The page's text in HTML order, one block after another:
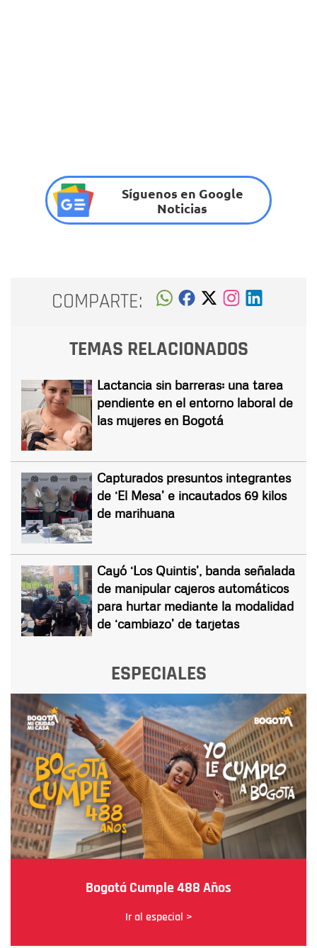
Síguenos en Google
Noticias
COMPARTE:
TEMAS RELACIONADOS
Lactancia sin barreras: una tarea
pendiente en el entorno laboral de
las mujeres en Bogotá
Capturados presuntos integrantes
de ‘El Mesa’ e incautados 69 kilos
de marihuana
Cayó ‘Los Quintis’, banda señalada
de manipular cajeros automáticos
para hurtar mediante la modalidad
de ‘cambiazo’ de tarjetas
ESPECIALES
Bogotá Cumple 488 Años
Ir al especial >